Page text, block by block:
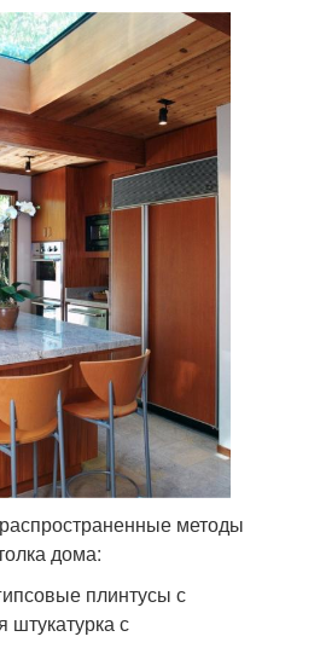
методы
дома:
плинтусы с
штукатурка с